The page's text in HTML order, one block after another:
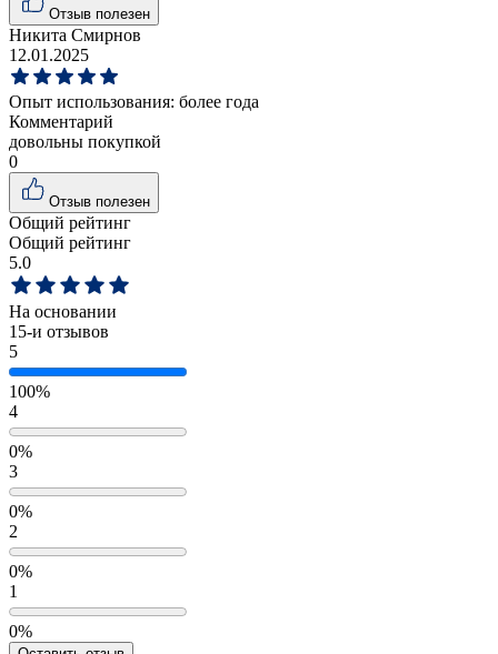
Отзыв полезен
Никита Смирнов
12.01.2025
Опыт использования: более года
Комментарий
довольны покупкой
0
Отзыв полезен
Общий рейтинг
Общий рейтинг
5.0
На основании
15-и отзывов
5
100%
4
0%
3
0%
2
0%
1
0%